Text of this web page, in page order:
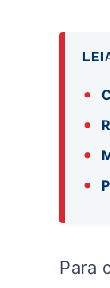
•
•
•
•
Para